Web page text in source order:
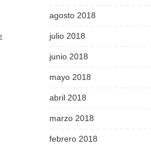
agosto 2018
julio 2018
junio 2018
mayo 2018
abril 2018
marzo 2018
febrero 2018